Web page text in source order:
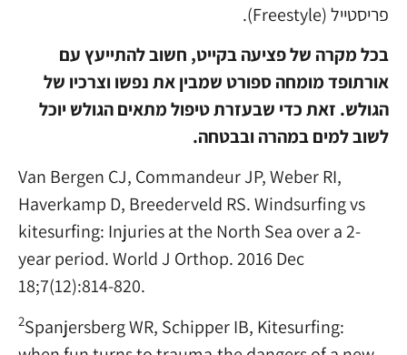
פריסטייל (Freestyle).
בכל מקרה של פציעה בקייט, חשוב להתייעץ עם
אורתופד מומחה ספורט שמבין את נפשו וצרכיו של
הגולש. זאת כדי שבעזרת טיפול מתאים הגולש יוכל
לשוב למים במהרה ובבטחה.
Van Bergen CJ, Commandeur JP, Weber RI,
Haverkamp D, Breederveld RS. Windsurfing vs
kitesurfing: Injuries at the North Sea over a 2-
year period. World J Orthop. 2016 Dec
18;7(12):814-820.
2Spanjersberg WR, Schipper IB, Kitesurfing: